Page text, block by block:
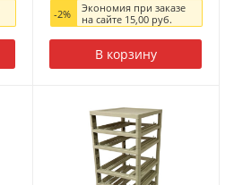
-2%
Экономия при заказе
на сайте 15,00руб.
В корзину